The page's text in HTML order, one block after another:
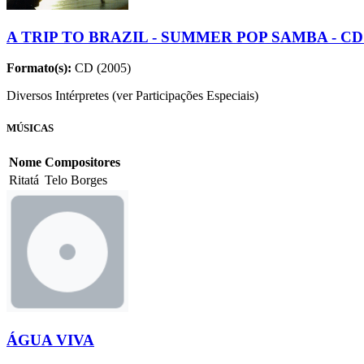
A TRIP TO BRAZIL - SUMMER POP SAMBA -
Formato(s): CD (2005)
Diversos Intérpretes (ver Participações Especiais)
MÚSICAS
Nome Compositores
Ritatá Telo Borges
ÁGUA VIVA